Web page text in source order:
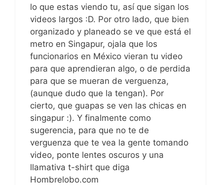
lo que estas viendo tu, así que sigan los
videos largos :D. Por otro lado, que bien
organizado y planeado se ve que está el
metro en Singapur, ojala que los
funcionarios en México vieran tu video
para que aprendieran algo, o de perdida
para que se mueran de verguenza,
(aunque dudo que la tengan). Por
cierto, que guapas se ven las chicas en
singapur :). Y finalmente como
sugerencia, para que no te de
verguenza que te vea la gente tomando
video, ponte lentes oscuros y una
llamativa t-shirt que diga
Hombrelobo.com